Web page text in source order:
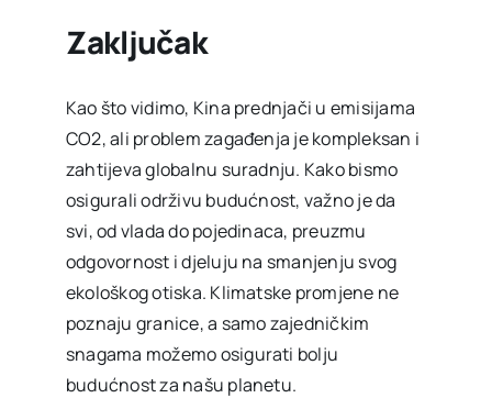
Zaključak
Kao što vidimo, Kina prednjači u emisijama
CO2, ali problem zagađenja je kompleksan i
zahtijeva globalnu suradnju. Kako bismo
osigurali održivu budućnost, važno je da
svi, od vlada do pojedinaca, preuzmu
odgovornost i djeluju na smanjenju svog
ekološkog otiska. Klimatske promjene ne
poznaju granice, a samo zajedničkim
snagama možemo osigurati bolju
budućnost za našu planetu.